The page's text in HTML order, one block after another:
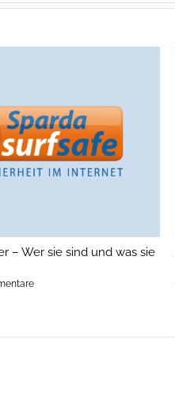
– Wer sie sind und was sie